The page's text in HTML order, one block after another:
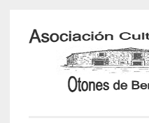
Saltar
contenido